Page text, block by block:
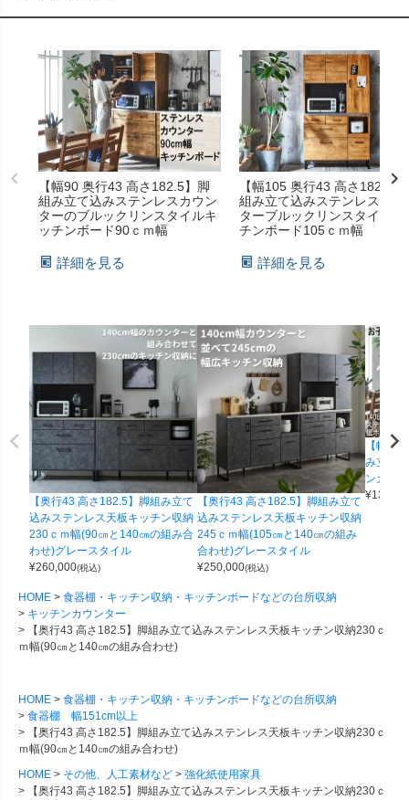
【幅90 奥行43 高さ182.5】脚
組み立て込みステンレスカウン
ターのブルックリンスタイルキ
ッチンボード90ｃｍ幅
詳細を見る
【幅105 奥行43 高さ182.5】
組み立て込みステンレスカウ
ターブルックリンスタイルキ
チンボード105ｃｍ幅
詳細を見る
【奥行43 高さ182.5】脚組み立て
込みステンレス天板キッチン収納
230ｃｍ幅(90㎝と140㎝の組み合
わせ)グレースタイル
¥260,000(税込)
【奥行43 高さ182.5】脚組み立て
込みステンレス天板キッチン収納
245ｃｍ幅(105㎝と140㎝の組み
合わせ)グレースタイル
¥250,000(税込)
【幅
み立て
ンカウ
¥
HOME
食器棚・キッチン収納・キッチンボードなどの台所収納
キッチンカウンター
【奥行43 高さ182.5】脚組み立て込みステンレス天板キッチン収納230ｃ
ｍ幅(90㎝と140㎝の組み合わせ)
HOME
食器棚・キッチン収納・キッチンボードなどの台所収納
食器棚 幅151cm以上
【奥行43 高さ182.5】脚組み立て込みステンレス天板キッチン収納230ｃ
ｍ幅(90㎝と140㎝の組み合わせ)
HOME
その他、人工素材など
強化紙使用家具
【奥行43 高さ182.5】脚組み立て込みステンレス天板キッチン収納230ｃ